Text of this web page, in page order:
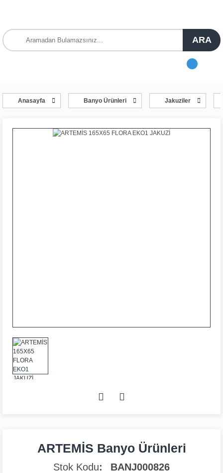
ARA
Anasayfa Banyo Ürünleri Jakuziler
ARTEMİS Banyo Ürünleri
Stok Kodu BANJ000826